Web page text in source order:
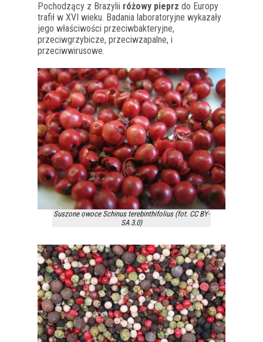
Pochodzący z Brazylii różowy pieprz do Europy
trafił w XVI wieku. Badania laboratoryjne wykazały
jego właściwości przeciwbakteryjne,
przeciwgrzybicze, przeciwzapalne, i
przeciwwirusowe.
Suszone owoce Schinus terebinthifolius (fot. CC BY-
SA 3.0)